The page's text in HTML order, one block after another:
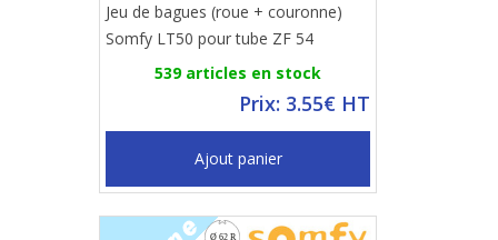
Jeu de bagues (roue + couronne)
Somfy LT50 pour tube ZF 54
539 articles en stock
Prix: 3.55€ HT
Ajout panier